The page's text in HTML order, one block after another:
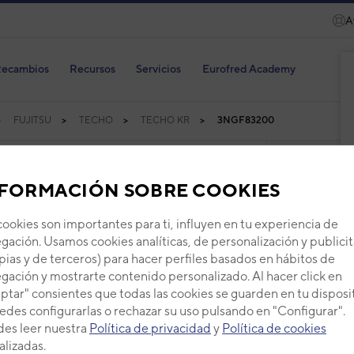
SOBRE COOKIES
son importantes para ti, influyen en tu experiencia de
Usamos cookies analíticas, de personalización y
y de terceros) para hacer perfiles basados en hábitos de
y mostrarte contenido personalizado. Al hacer click en
consientes que todas las cookies se guarden en tu
configurarlas o rechazar su uso pulsando en "Configurar".
leer nuestra Política de privacidad y Política de cookies
Recursos Servicios Eurofred Academy
FUJITSU TECHO TECHO KR 3NGF83200
Aire
split
Serie
Código: